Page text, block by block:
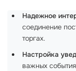
Надежное
соединение
торгах.
Настройка
важных